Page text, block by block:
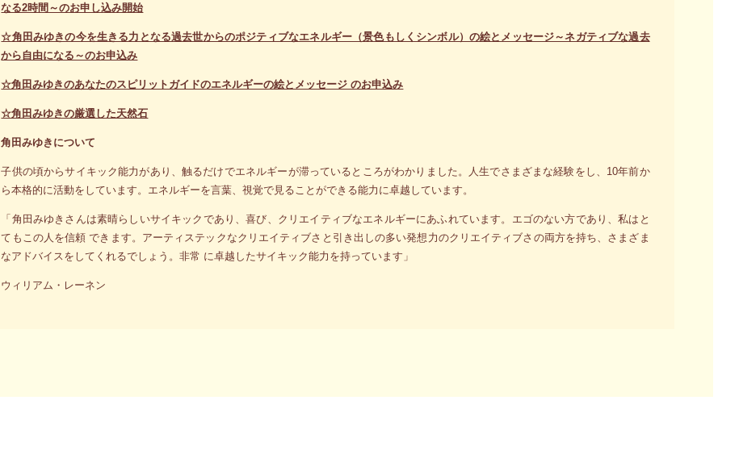
なる2時間～のお申し込み開始
☆角田みゆきの今を生きる力となる過去世からのポジティブなエネルギー（景色もしくシンボル）の絵とメッセージ～ネガティブな過去
から自由になる～のお申込み
☆角田みゆきのあなたのスピリットガイドのエネルギーの絵とメッセージ のお申込み
☆角田みゆきの厳選した天然石
角田みゆきについて
子供の頃からサイキック能力があり、触るだけでエネルギーが滞っているところがわかりました。人生でさまざまな経験をし、10年前か
ら本格的に活動をしています。エネルギーを言葉、視覚で見ることができる能力に卓越しています。
「角田みゆきさんは素晴らしいサイキックであり、喜び、クリエイティブなエネルギーにあふれています。エゴのない方であり、私はと
てもこの人を信頼 できます。アーティステックなクリエイティブさと引き出しの多い発想力のクリエイティブさの両方を持ち、さまざま
なアドバイスをしてくれるでしょう。非常 に卓越したサイキック能力を持っています」
ウィリアム・レーネン